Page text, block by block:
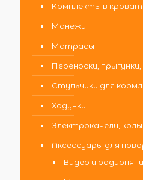
Комплекты в
Манежи
Матрасы
Переноски, прыгунки,
Стульчики для
Ходунки
Электрокачели,
Аксессуары для
Видео и радионяни